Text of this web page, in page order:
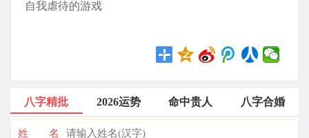
自我虐待的游戏
八字精批 2026运势 命中贵人 八字合婚
姓 名